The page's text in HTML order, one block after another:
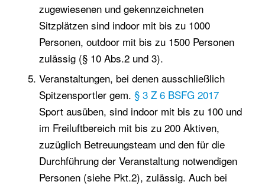
zugewiesenen und gekennzeichneten
Sitzplätzen sind indoor mit bis zu 1000
Personen, outdoor mit bis zu 1500 Personen
zulässig (§ 10 Abs.2 und 3).
Veranstaltungen, bei denen ausschließlich
Spitzensportler gem. § 3 Z 6 BSFG 2017
Sport ausüben, sind indoor mit bis zu 100 und
im Freiluftbereich mit bis zu 200 Aktiven,
zuzüglich Betreuungsteam und den für die
Durchführung der Veranstaltung notwendigen
Personen (siehe Pkt.2), zulässig. Auch bei